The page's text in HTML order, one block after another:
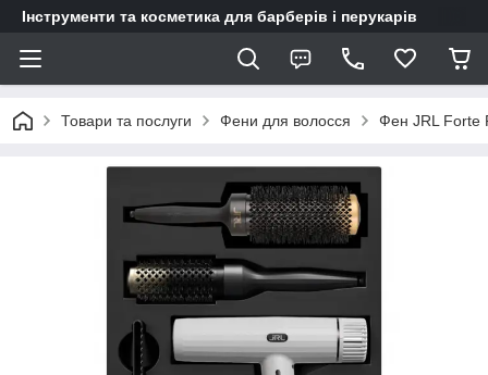
Інструменти та косметика для барберів і перукарів
Товари та послуги Фени для волосся Фен JRL Forte